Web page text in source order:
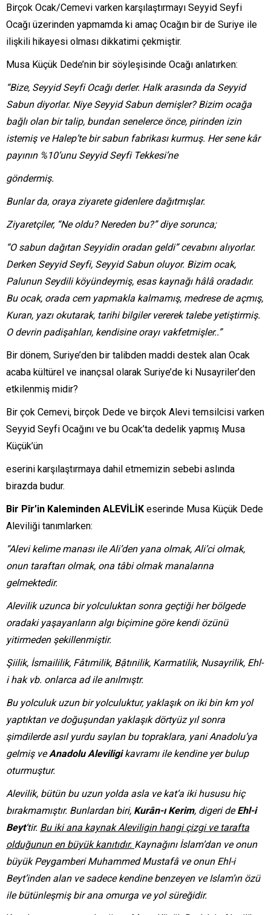
Birçok Ocak/Cemevi varken karşılaştırmayı Seyyid Seyfi
Ocağı üzerinden yapmamda ki amaç Ocağın bir de Suriye ile
ilişkili hikayesi olması dikkatimi çekmiştir.
Musa Küçük Dede’nin bir söyleşisinde Ocağı anlatırken:
“Bize, Seyyid Seyfi Ocağı derler. Halk arasında da Seyyid
Sabun diyorlar. Niye Seyyid Sabun demişler? Bizim ocağa
bağlı olan bir talip, bundan senelerce önce, pirinden izin
istemiş ve Halep’te bir sabun fabrikası kurmuş. Her sene kâr
payının %10’unu Seyyid Seyfi Tekkesi’ne
göndermiş.
Bunlar da, oraya ziyarete gidenlere dağıtmışlar.
Ziyaretçiler, “Ne oldu? Nereden bu?” diye sorunca;
“O sabun dağıtan Seyyidin oradan geldi” cevabını alıyorlar.
Derken Seyyid Seyfi, Seyyid Sabun oluyor. Bizim ocak,
Palunun Seydili köyündeymiş, esas kaynağı hâlâ oradadır.
Bu ocak, orada cem yapmakla kalmamış, medrese de açmış,
Kuran, yazı okutarak, tarihi bilgiler vererek talebe yetiştirmiş.
O devrin padişahları, kendisine orayı vakfetmişler..”
Bir dönem, Suriye’den bir talibden maddi destek alan Ocak
acaba kültürel ve inançsal olarak Suriye’de ki Nusayriler’den
etkilenmiş midir?
Bir çok Cemevi, birçok Dede ve birçok Alevi temsilcisi varken
Seyyid Seyfi Ocağını ve bu Ocak’ta dedelik yapmış Musa
Küçük’ün
eserini karşılaştırmaya dahil etmemizin sebebi aslında
birazda budur.
Bir Pîr’in Kaleminden ALEVİLİK eserinde Musa Küçük Dede
Aleviliği tanımlarken:
“Alevi kelime manası ile Ali’den yana olmak, Ali’ci olmak,
onun taraftarı olmak, ona tâbi olmak manalarına
gelmektedir.
Alevilik uzunca bir yolculuktan sonra geçtiği her bölgede
oradaki yaşayanların algı biçimine göre kendi özünü
yitirmeden şekillenmiştir.
Şiilik, İsmaililik, Fâtımilik, Bậtınilik, Karmatilik, Nusayrilik, Ehl-
i hak vb. onlarca ad ile anılmıştr.
Bu yolculuk uzun bir yolculuktur, yaklaşık on iki bin km yol
yaptıktan ve doğuşundan yaklaşık dörtyüz yıl sonra
şimdilerde asıl yurdu saylan bu topraklara, yani Anadolu’ya
gelmiş veAnadolu Aleviligikavramı ile kendine yer bulup
oturmuştur.
Alevilik, bütün bu uzun yolda asla ve kat’a iki hususu hiç
bırakmamıştır. Bunlardan biri, Kurân-ı Kerim, digeri deEhl-i
Beyt‘tir. Bu iki ana kaynak Aleviligin hangi çizgi ve tarafta
olduğunun en büyük kanıtıdır. Kaynağını İslam’dan ve onun
büyük Peygamberi Muhammed Mustafâ ve onun Ehl-i
Beyt’inden alan ve sadece kendine benzeyen ve Islam’ın özü
ile bütünleşmiş bir ana omurga ve yol süreğidir.